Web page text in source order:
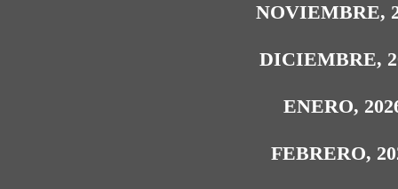
NOVIEMBRE,
DICIEMBRE,
ENERO,
FEBRERO,